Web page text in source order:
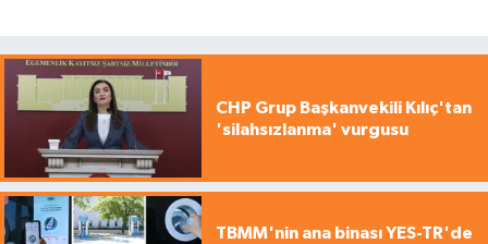
CHP Grup Başkanvekili Kılıç'tan
'silahsızlanma' vurgusu
TBMM'nin ana binası YES-TR'de